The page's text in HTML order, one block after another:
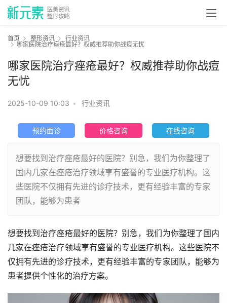
首页 整形资讯
行业资讯
哪家医院治疗痤疮最好？权威推荐助你战痘无忧
哪家医院治疗痤疮最好？权威推荐助你战痘
无忧
2025-10-09 10:03 • 行业资讯
预约面诊 价格咨询 在线咨询
想要找到治疗痤疮最好的医院？别急，我们为你整理了
国内几家在痤疮治疗领域享有盛誉的专业医疗机构。这
些医院不仅拥有先进的诊疗技术，更有经验丰富的专家
团队，能够为患者
想要找到治疗痤疮最好的医院？别急，我们为你整理了国内
几家在痤疮治疗领域享有盛誉的专业医疗机构。这些医院不
仅拥有先进的诊疗技术，更有经验丰富的专家团队，能够为
患者提供个性化的治疗方案。